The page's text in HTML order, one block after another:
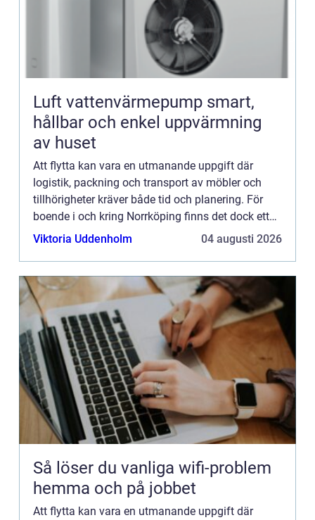
Luft vattenvärmepump smart,
hållbar och enkel uppvärmning
av huset
Att flytta kan vara en utmanande uppgift där
logistik, packning och transport av möbler och
tillhörigheter kräver både tid och planering. För
boende i och kring Norrköping finns det dock ett
brett utbud av flyttfir...
Viktoria Uddenholm 04 augusti 2026
Så löser du vanliga wifi-problem
hemma och på jobbet
Att flytta kan vara en utmanande uppgift där